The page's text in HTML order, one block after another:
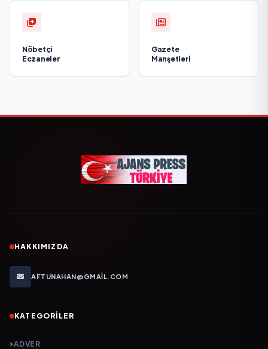
Nöbetçi
Eczaneler
Gazete
Manşetleri
HAKKIMIZDA
AFTUNAHAN@GMAIL.COM
KATEGORILER
ADVER